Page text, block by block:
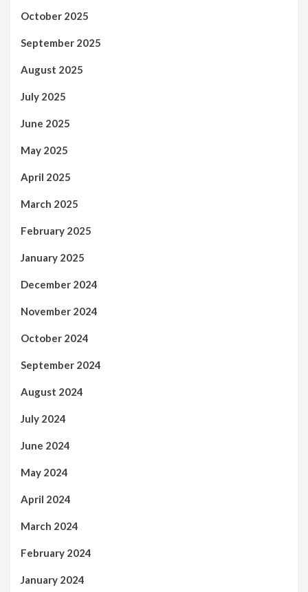
October 2025
September 2025
August 2025
July 2025
June 2025
May 2025
April 2025
March 2025
February 2025
January 2025
December 2024
November 2024
October 2024
September 2024
August 2024
July 2024
June 2024
May 2024
April 2024
March 2024
February 2024
January 2024